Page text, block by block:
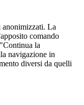
anonimizzati. La
comando
la
navigazione in
diversi da quelli